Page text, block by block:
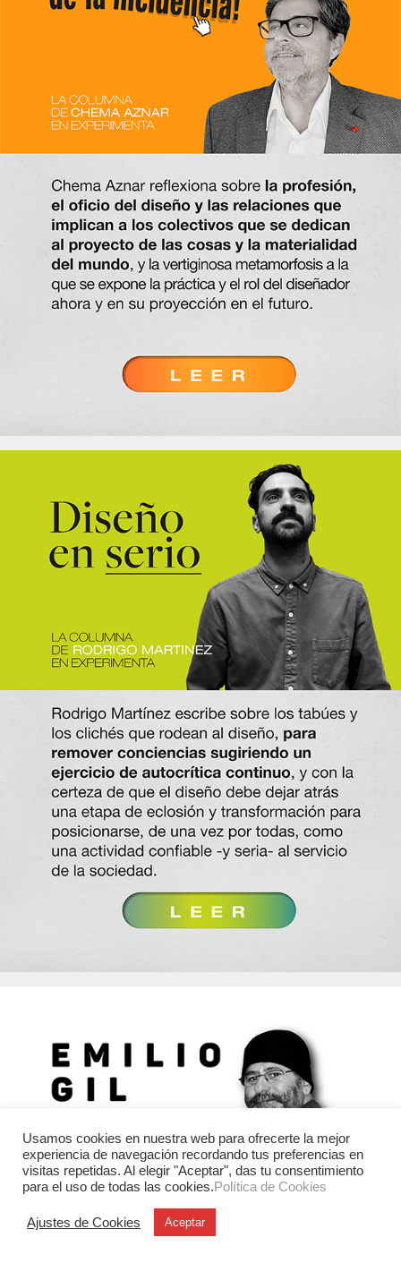
Usamos cookies en nuestra web para ofrecerte la mejor
experiencia de navegación recordando tus preferencias en
visitas repetidas. Al elegir "Aceptar", das tu consentimiento
para el uso de todas las cookies.Política de Cookies
Ajustes de Cookies Aceptar